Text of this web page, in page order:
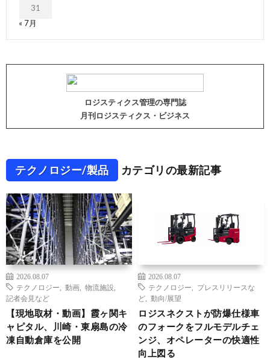
31
« 7月
ロジスティクス管理の専門誌
月刊ロジスティクス・ビジネス
テクノロジー/製品 カテゴリの最新記事
2026.08.07
テクノロジー
動画 物流施設
記者会見など
【現地取材・動画】霞ヶ関キ
ャピタル、川崎・東扇島の冷
凍自動倉庫を公開
2026.08.07
テクノロジー
プレスリリースな
ど
動向/展望
ロジスネクストが防爆仕様車
のフォークをフルモデルチェ
ンジ、オペレーターの快適性
向上図る